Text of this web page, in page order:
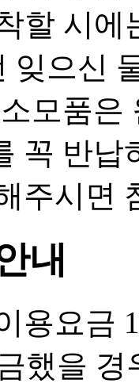
할 시
잊으신
모품은
꼭 반
주시면
내
용요금
했을